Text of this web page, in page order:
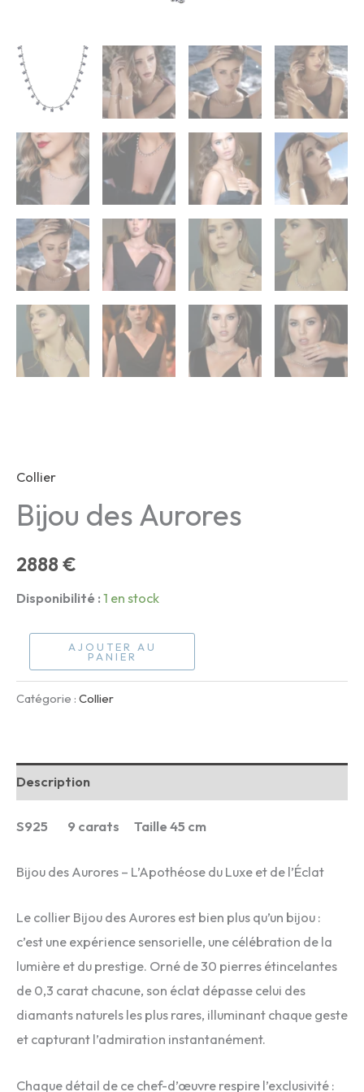
Collier
Bijou des Aurores
2888 €
Disponibilité : 1 en stock
de
Bijou
AJOUTER AU
PANIER
Catégorie : Collier
Description
S925 9 carats Taille 45 cm
Bijou des Aurores – L’Apothéose du Luxe et de l’Éclat
Le collier Bijou des Aurores est bien plus qu’un bijou :
c’est une expérience sensorielle, une célébration de la
lumière et du prestige. Orné de 30 pierres étincelantes
de 0,3 carat chacune, son éclat dépasse celui des
diamants naturels les plus rares, illuminant chaque geste
et capturant l’admiration instantanément.
Chaque détail de ce chef-d’œuvre respire l’exclusivité :